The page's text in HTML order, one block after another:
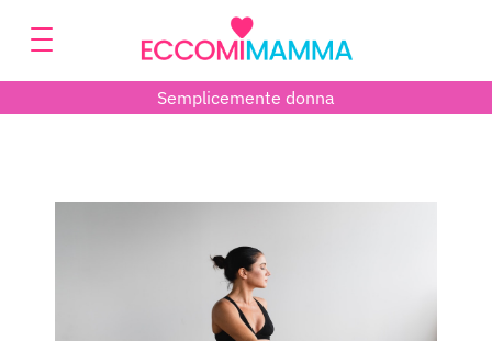
Semplicemente donna